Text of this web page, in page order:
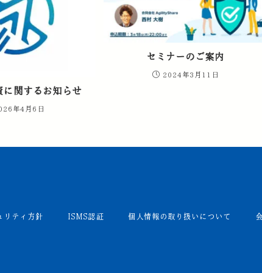
に関するお知らせ
年4月6日
セミナーのご案内
2024年3月11日
リティ方針 ISMS認証 個人情報の取り扱いについて